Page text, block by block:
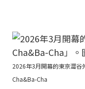
2026年3月開幕的東京澀谷
Cha&Ba-Cha